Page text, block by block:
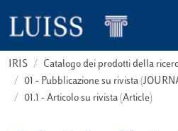
IRIS
Catalogo dei prodotti della
01 - Pubblicazione su rivista
01.1 - Articolo su rivista (Article)